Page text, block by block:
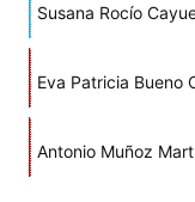
Susana Rocío
Eva Patricia Bueno
Antonio Muñoz